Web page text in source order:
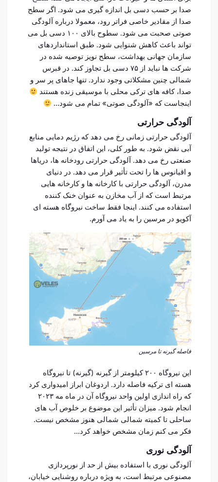
صدا بر حسب دسی بل اندازه گیری می شود. اگر سطح
صدا از مقادیر خاصی فراتر رود، معمولا درباره آلودگی
صوتی صحبت می شود. سطوح بالای ۱۰۰ دسی بل می
تواند باعث کاهش شنوایی شود. طبق استانداردهای
سازمان جهانی بهداشت، سطح نویز توصیه شده در
شرکت ها نباید از ۷۵ دسی بل تجاوز کند. در قبرس
شمالی چنین مشکلاتی وجود ندارد. تنها جاهای پر سر و
صدا، کافه های ترکی محلی با موسیقی زنده هستند
اینجاست که «آلودگی صوتی» تمام می شود…
آلودگی حرارتی
آلودگی حرارتی زمانی رخ می دهد که رژیم دمایی منابع
آبی نقض شود. به طور کلی، این اتفاق در نتیجه تولید
صنعتی رخ می دهد. آلودگی حرارتی رودخانه ها، دریاها
و اقیانوس ها را تحت تأثیر قرار می دهد. در دنیای
مدرن، آلودگی حرارتی با کارخانه ها و کارخانه هایی
مرتبط است که از آب مخازن به عنوان خنک کننده
استفاده می کنند. اینجا فقط ساخت نیروگاه هسته ای
آکویو در مرسین را به یاد می آورم.
فاصله گیرنه تا مرسین
این نیروگاه ۲۰۰ کیلومتر از گیرنه (گیرنه) تا نیروگاه
هسته ای ترکیه فاصله دارد. اردوغان ابراز امیدواری کرد
که راه اندازی اولین واحد نیروگاه آن در ماه مه ۲۰۲۳
انجام شود. میزان تأثیر این موضوع بر خلوص آب های
ساحلی تا کمیته شمالی شمالی هنوز مشخص نیست.
فکر می کنم زمان مشخص خواهد کرد…
آلودگی نوری
آلودگی نوری با استفاده بیش از حد از نورپردازی
مصنوعی مرتبط است، به ویژه درباره روشنایی خیابان،